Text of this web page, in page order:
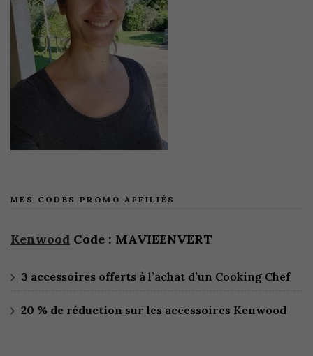
MES CODES PROMO AFFILIÉS
Kenwood Code : MAVIEENVERT
3 accessoires offerts à l’achat d’un Cooking Chef
20 % de réduction sur les accessoires Kenwood